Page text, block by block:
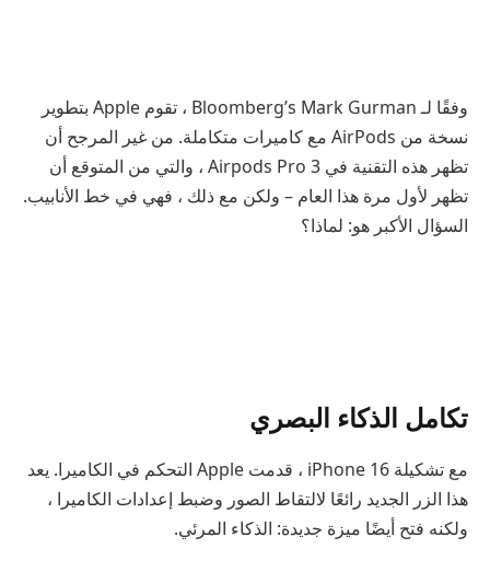
وفقًا لـ Bloomberg’s Mark Gurman ، تقوم Apple بتطوير
نسخة من AirPods مع كاميرات متكاملة. من غير المرجح أن
تظهر هذه التقنية في Airpods Pro 3 ، والتي من المتوقع أن
تظهر لأول مرة هذا العام – ولكن مع ذلك ، فهي في خط الأنابيب.
السؤال الأكبر هو: لماذا؟
تكامل الذكاء البصري
مع تشكيلة iPhone 16 ، قدمت Apple التحكم في الكاميرا. يعد
هذا الزر الجديد رائعًا لالتقاط الصور وضبط إعدادات الكاميرا ،
ولكنه فتح أيضًا ميزة جديدة: الذكاء المرئي.